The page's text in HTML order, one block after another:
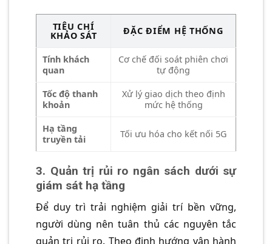
TIÊU CHÍ
KHẢO SÁT ĐẶC ĐIỂM HỆ THỐNG
Tính khách
quan
Cơ chế đối soát phiên chơi
tự động
Tốc độ thanh
khoản
Xử lý giao dịch theo định
mức hệ thống
Hạ tầng
truyền tải
Tối ưu hóa cho kết nối 5G
3. Quản trị rủi ro ngân sách dưới sự
giám sát hạ tầng
Để duy trì trải nghiệm giải trí bền vững,
người dùng nên tuân thủ các nguyên tắc
quản trị rủi ro. Theo định hướng vận hành